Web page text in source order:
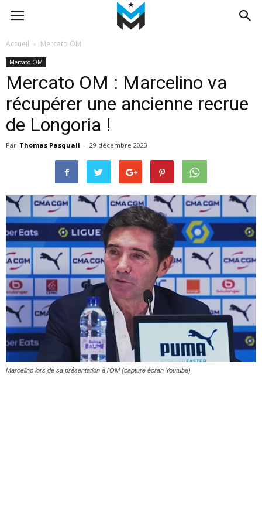
Accueil Mercato OM
Mercato OM
Mercato OM : Marcelino va
récupérer une ancienne recrue
de Longoria !
Par Thomas Pasquali - 29 décembre 2023
Marcelino lors de sa présentation à l'OM (capture écran Youtube)